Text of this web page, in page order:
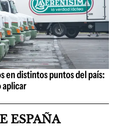
en distintos puntos del país:
aplicar
ESPAÑA